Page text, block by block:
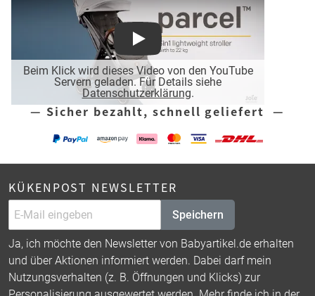
Beim Klick wird dieses Video von den YouTube
Servern geladen. Für Details siehe
Datenschutzerklärung.
Play
— Sicher bezahlt, schnell geliefert —
KÜKENPOST NEWSLETTER
Speichern
Ja, ich möchte den Newsletter von Babyartikel.de erhalten
und über Aktionen informiert werden. Dabei darf mein
Nutzungsverhalten (z. B. Öffnungen und Klicks) zur